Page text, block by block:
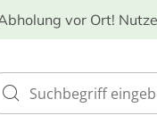
vor Ort!